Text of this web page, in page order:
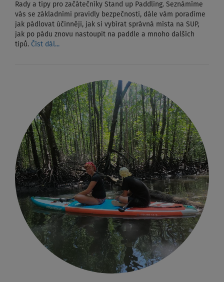
Rady a tipy pro začátečníky Stand up Paddling. Seznámíme
vás se základními pravidly bezpečnosti, dále vám poradíme
jak pádlovat účinněji, jak si vybírat správná místa na SUP,
jak po pádu znovu nastoupit na paddle a mnoho dalších
tipů. Číst dál...